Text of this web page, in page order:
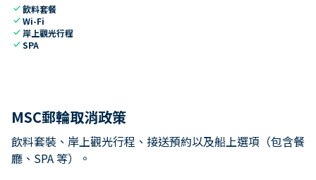
check飲料套餐
checkWi-Fi
check 岸上觀光行程
checkSPA
MSC郵輪取消政策
飲料套裝、岸上觀光行程、接送預約以及船上選項（包含餐
廳、SPA 等）。